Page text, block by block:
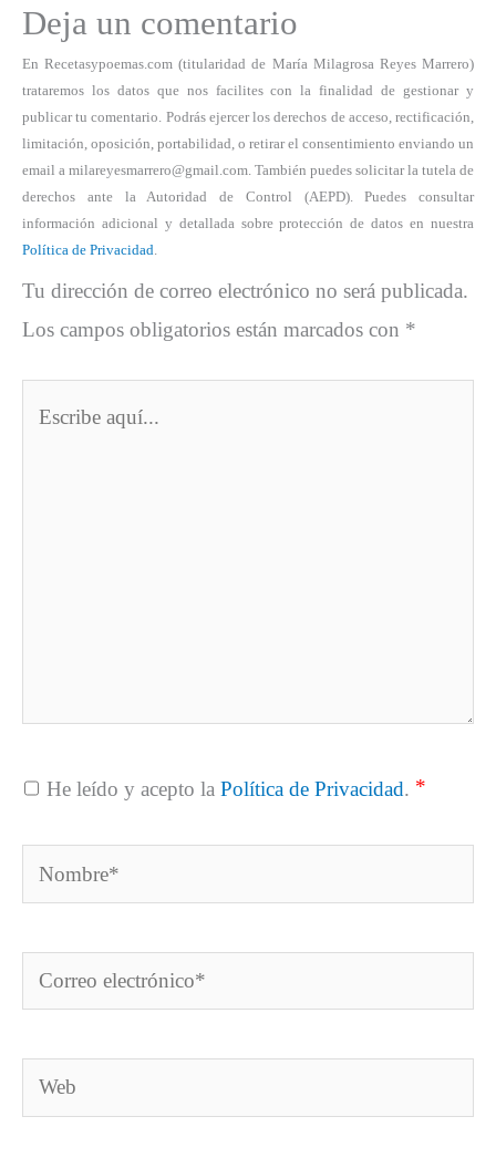
Deja un comentario
En Recetasypoemas.com (titularidad de María Milagrosa Reyes Marrero)
trataremos los datos que nos facilites con la finalidad de gestionar y
publicar tu comentario. Podrás ejercer los derechos de acceso, rectificación,
limitación, oposición, portabilidad, o retirar el consentimiento enviando un
email a milareyesmarrero@gmail.com. También puedes solicitar la tutela de
derechos ante la Autoridad de Control (AEPD). Puedes consultar
información adicional y detallada sobre protección de datos en nuestra
Política de Privacidad
Tu dirección de correo electrónico no será publicada.
Los campos obligatorios están marcados con *
He leído y acepto la Política de Privacidad. *
Nombre*
Correo
electrónico*
Web